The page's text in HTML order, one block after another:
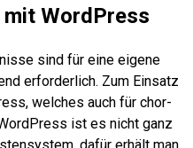
mit WordPress
sind für eine eigene
erforderlich. Zum Einsatz
welches auch für chor-
ist es nicht ganz